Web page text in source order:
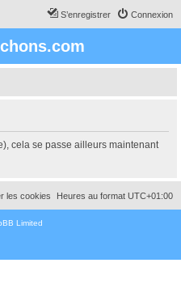
Connexion
S’enregistrer
cela se passe ailleurs maintenant
Heures au format UTC+01:00
les cookies
Limited